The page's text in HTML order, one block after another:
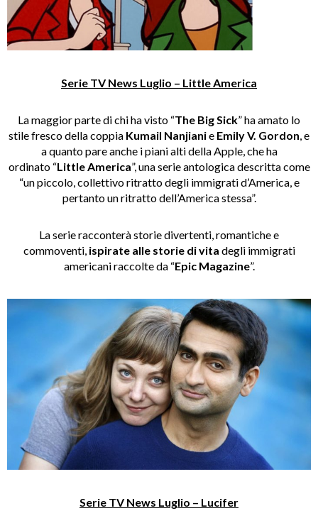
Serie TV News Luglio – Little America
La maggior parte di chi ha visto “The Big Sick” ha amato lo
stile fresco della coppia Kumail Nanjianie Emily V. Gordon, e
a quanto pare anche i piani alti della Apple, che ha
ordinato “Little America”, una serie antologica descritta come
“un piccolo, collettivo ritratto degli immigrati d’America, e
pertanto un ritratto dell’America stessa”.
La serie racconterà storie divertenti, romantiche e
commoventi, ispirate alle storie di vita degli immigrati
americani raccolte da “Epic Magazine”.
Serie TV News Luglio – Lucifer